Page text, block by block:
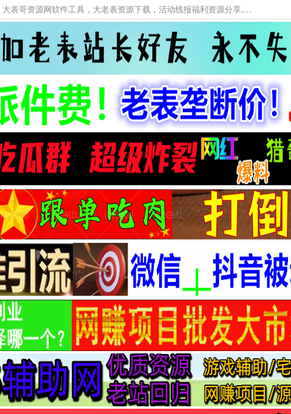
本网站提供资源工具下载，大老表资源工具，大表哥资源网软件工具，大老表资源下载，活动线报福利资源分享,活动线报，大型网游经典游戏，网络热门技术游戏辅助交流与分享。